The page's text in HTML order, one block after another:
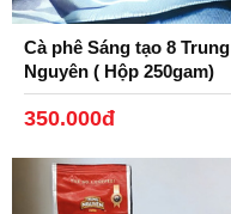
Cà phê Sáng tạo 8 Trung
Nguyên ( Hộp 250gam)
350.000đ